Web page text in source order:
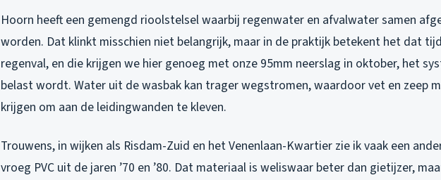
Hoorn heeft een gemengd rioolstelsel waarbij regenwater en afvalwater samen
worden. Dat klinkt misschien niet belangrijk, maar in de praktijk betekent het dat
regenval, en die krijgen we hier genoeg met onze 95mm neerslag in oktober, het
belast wordt. Water uit de wasbak kan trager wegstromen, waardoor vet en zeep
krijgen om aan de leidingwanden te kleven.
Trouwens, in wijken als Risdam-Zuid en het Venenlaan-Kwartier zie ik vaak een
vroeg PVC uit de jaren ’70 en ’80. Dat materiaal is weliswaar beter dan gietijzer,